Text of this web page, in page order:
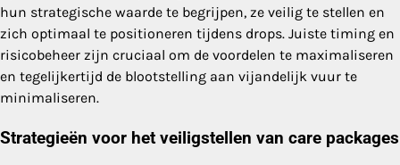
hun strategische waarde te begrijpen, ze veilig te stellen en
zich optimaal te positioneren tijdens drops. Juiste timing en
risicobeheer zijn cruciaal om de voordelen te maximaliseren
en tegelijkertijd de blootstelling aan vijandelijk vuur te
minimaliseren.
Strategieën voor het veiligstellen van care packages